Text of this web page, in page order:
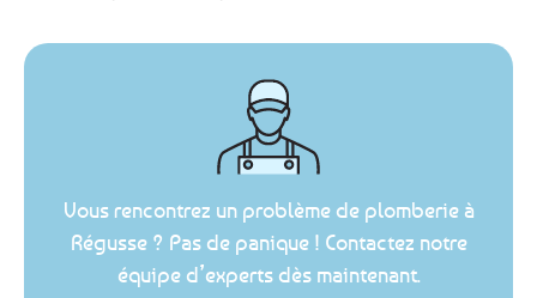
Vous rencontrez un problème de plomberie à
Régusse ? Pas de panique ! Contactez notre
équipe d’experts dès maintenant.